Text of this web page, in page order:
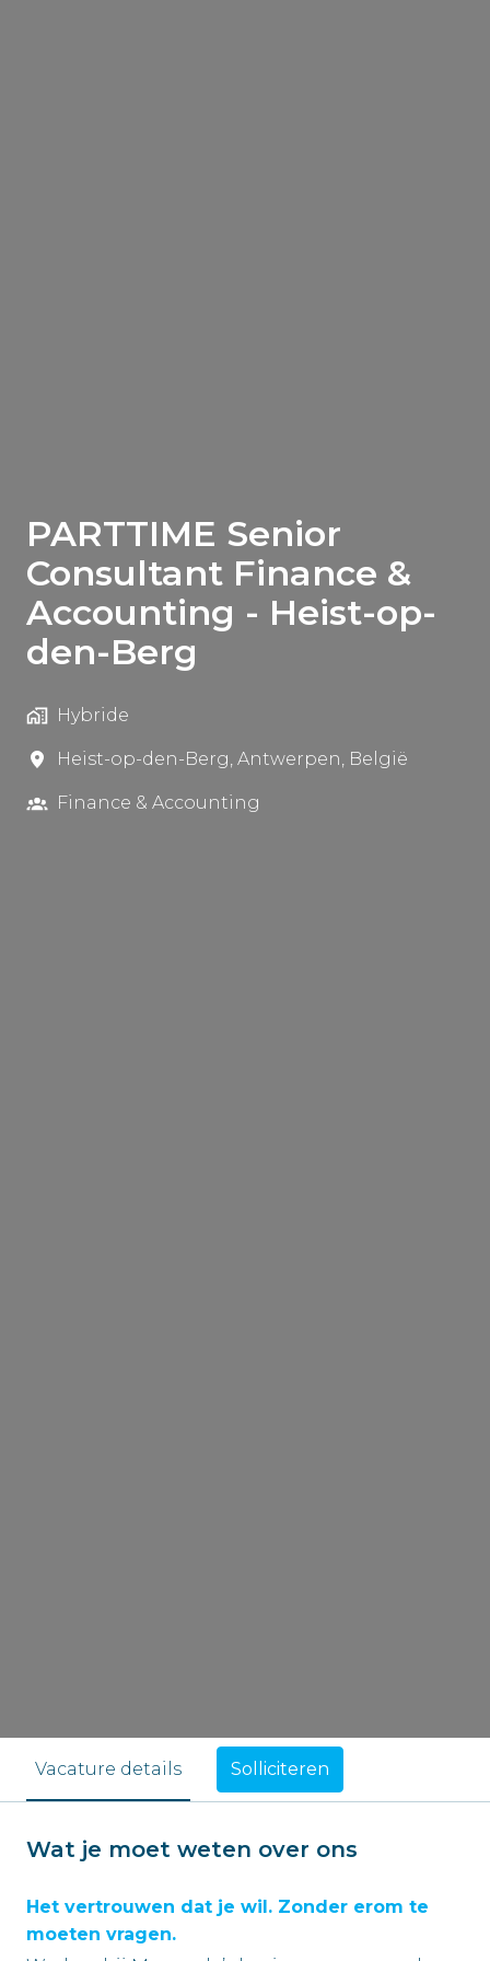
PARTTIME Senior
Consultant Finance &
Accounting - Heist-op-
den-Berg
Hybride
Heist-op-den-Berg, Antwerpen, België
Finance & Accounting
Vacature details Solliciteren
Wat je moet weten over ons
Het vertrouwen dat je wil. Zonder erom te
moeten vragen.